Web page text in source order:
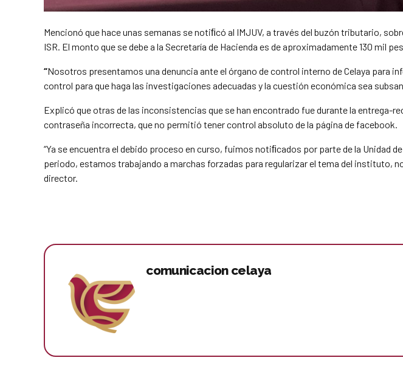
Mencionó que hace unas semanas se notiﬁcó al IMJUV, a través del buzón tributario,
ISR. El monto que se debe a la Secretaría de Hacienda es de aproximadamente 130 mil
“Nosotros presentamos una denuncia ante el órgano de control interno deCelaya para
control para que haga las investigaciones adecuadas y la cuestión económica sea
Explicó que otras de las inconsistencias que se han encontrado fue durante la entrega-
contraseña incorrecta, que no permitió tener control absoluto de la página de facebook.
“Ya se encuentra el debido proceso en curso, fuimos notiﬁcados por parte de la Unidad
periodo, estamos trabajando a marchas forzadas para regularizar el tema del instituto,
director.
comunicacion celaya